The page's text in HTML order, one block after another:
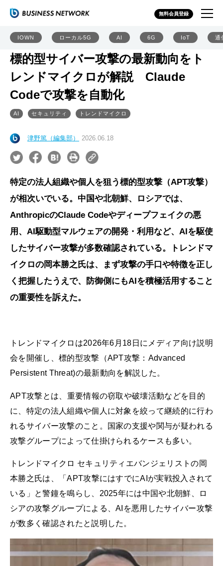
無料会員登録
IOWN ローカル5G AI 6G IoT 通
標的型サイバー攻撃の最新動向をト
レンドマイクロが解説 Claude
Codeで攻撃を自動化
AI セキュリティ トレンドマイクロ
津野篤（編集部） 2026.06.18
特定の法人組織や個人を狙う標的型攻撃（APT攻撃）
が相次いでいる。中国や北朝鮮、ロシアでは、
AnthropicのClaude Codeやディープフェイクの悪
用、AI駆動型マルウェアの開発・利用など、AIを駆使
したサイバー攻撃が多数確認されている。トレンドマ
イクロの岡本勝之氏は、まず攻撃の手口や特徴を正し
く把握したうえで、防御側にもAIを積極活用すること
の重要性を訴えた。
トレンドマイクロは2026年6月18日にメディア向け説明
会を開催し、標的型攻撃（APT攻撃：Advanced
Persistent Threat)の最新動向を解説した。
APT攻撃とは、重要情報の窃取や破壊活動などを目的
に、特定の法人組織や個人に対象を絞って継続的に行わ
れるサイバー攻撃のこと。国家の支援や関与が疑われる
攻撃グループによって仕掛けられるケースも多い。
トレンドマイクロ セキュリティエバンジェリストの岡
本勝之氏は、「APT攻撃にはすでにAIが実戦投入されて
いる」と警鐘を鳴らし、2025年には中国や北朝鮮、ロ
シアの攻撃グループによる、AIを悪用したサイバー攻撃
が数多く確認されたと説明した。